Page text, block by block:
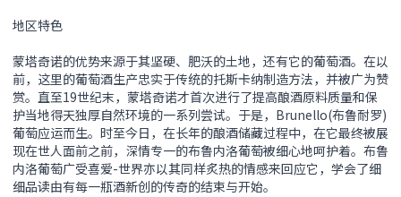
地区特色
蒙塔奇诺的优势来源于其坚硬、肥沃的土地，还有它的葡萄酒。在以
前，这里的葡萄酒生产忠实于传统的托斯卡纳制造方法，并被广为赞
赏。直至19世纪末，蒙塔奇诺才首次进行了提高酿酒原料质量和保
护当地得天独厚自然环境的一系列尝试。于是，Brunello(布鲁耐罗)
葡萄应运而生。时至今日，在长年的酿酒储藏过程中，在它最终被展
现在世人面前之前，深情专一的布鲁内洛葡萄被细心地呵护着。布鲁
内洛葡萄广受喜爱-世界亦以其同样炙热的情感来回应它，学会了细
细品读由有每一瓶酒新创的传奇的结束与开始。